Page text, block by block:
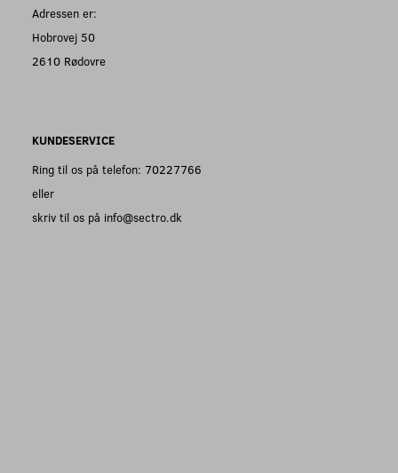
Adressen er:
Hobrovej 50
2610 Rødovre
KUNDESERVICE
Ring til os på telefon: 70227766
eller
skriv til os på info@sectro.dk